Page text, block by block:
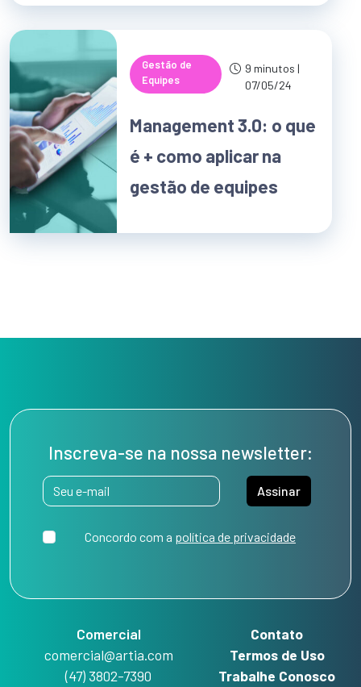
Gestão de
Equipes
9 minutos |
07/05/24
Management 3.0: o que
é + como aplicar na
gestão de equipes
Inscreva-se na nossa newsletter:
Assinar
Concordo com a política de privacidade
Comercial
comercial@artia.com
(47) 3802-7390
Contato
Termos de Uso
Trabalhe Conosco